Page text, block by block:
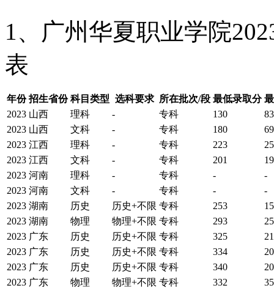
1、广州华夏职业学院
表
年份 招生省份 科目类型 选科要求 所在批次/段 最低录取分
2023 山西 理科 - 专科 130
2023 山西 文科 - 专科 180
2023 江西 理科 - 专科 223
2023 江西 文科 - 专科 201
2023 河南 理科 - 专科 -
-
2023 河南 文科 - 专科 -
-
2023 湖南 历史 历史+不限 专科 253
2023 湖南 物理 物理+不限 专科 293
2023 广东 历史 历史+不限 专科 325
2023 广东 历史 历史+不限 专科 334
2023 广东 历史 历史+不限 专科 340
2023 广东 物理 物理+不限 专科 332